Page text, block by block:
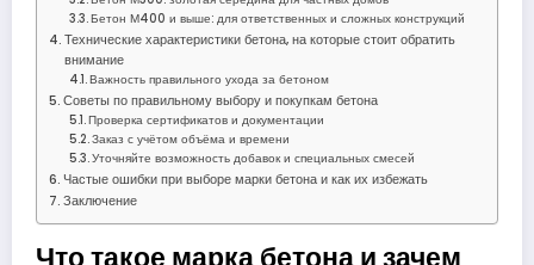
Бетон М400 и выше: для ответственных и сложных конструкций
Технические характеристики бетона, на которые стоит обратить
внимание
Важность правильного ухода за бетоном
Советы по правильному выбору и покупкам бетона
Проверка сертификатов и документации
Заказ с учётом объёма и времени
Уточняйте возможность добавок и специальных смесей
Частые ошибки при выборе марки бетона и как их избежать
Заключение